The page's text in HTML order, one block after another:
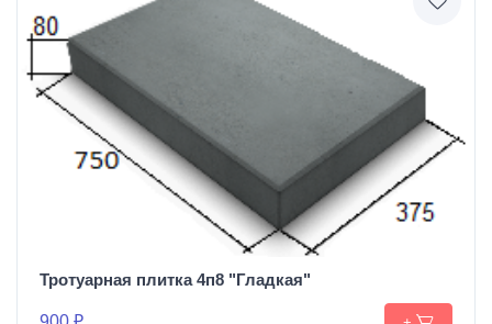
Тротуарная плитка 4п8 "Гладкая"